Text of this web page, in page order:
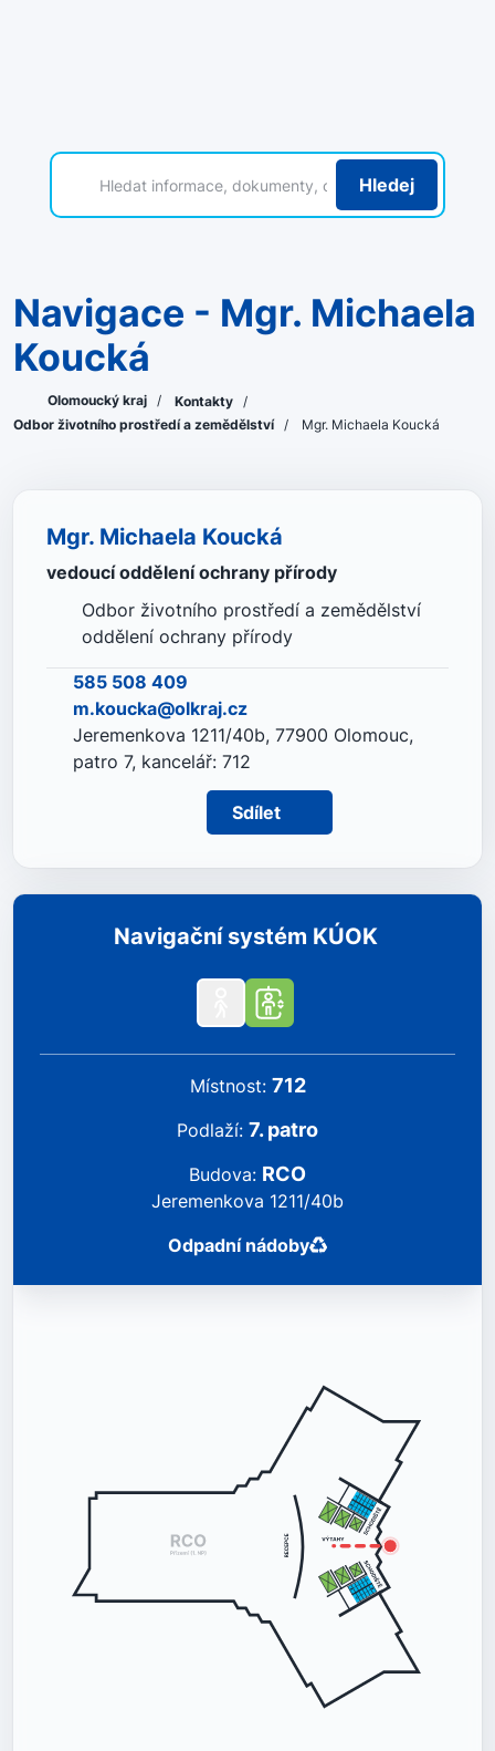
Hledej
Navigace - Mgr. Michaela
Koucká
Olomoucký kraj / Kontakty /
Odbor životního prostředí a zemědělství / Mgr. Michaela Koucká
Mgr. Michaela Koucká
vedoucí oddělení ochrany přírody
Odbor životního prostředí a zemědělství
oddělení ochrany přírody
585 508 409
m.koucka@olkraj.cz
Jeremenkova 1211/40b, 77900 Olomouc,
patro 7, kancelář: 712
Sdílet
Navigační systém KÚOK
místnost: 712
podlaží: 7.patro
Budova: RCO
Jeremenkova 1211/40b
Odpadní nádoby